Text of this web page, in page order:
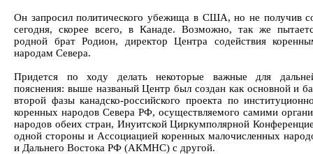
Он запросил политического убежища в США, но не получив
сегодня, скорее всего, в Канаде. Возможно, так же
родной брат Родион, директор Центра содействия
народам Севера.
Придется по ходу делать некоторые важные для
пояснения: выше названый Центр был создан как основной и
второй фазы канадско-российского проекта по
коренных народов Севера РФ, осуществляемого самими
народов обеих стран, Инуитской Циркумполярной
одной стороны и Ассоциацией коренных малочисленных
и Дальнего Востока РФ (АКМНС) с другой.